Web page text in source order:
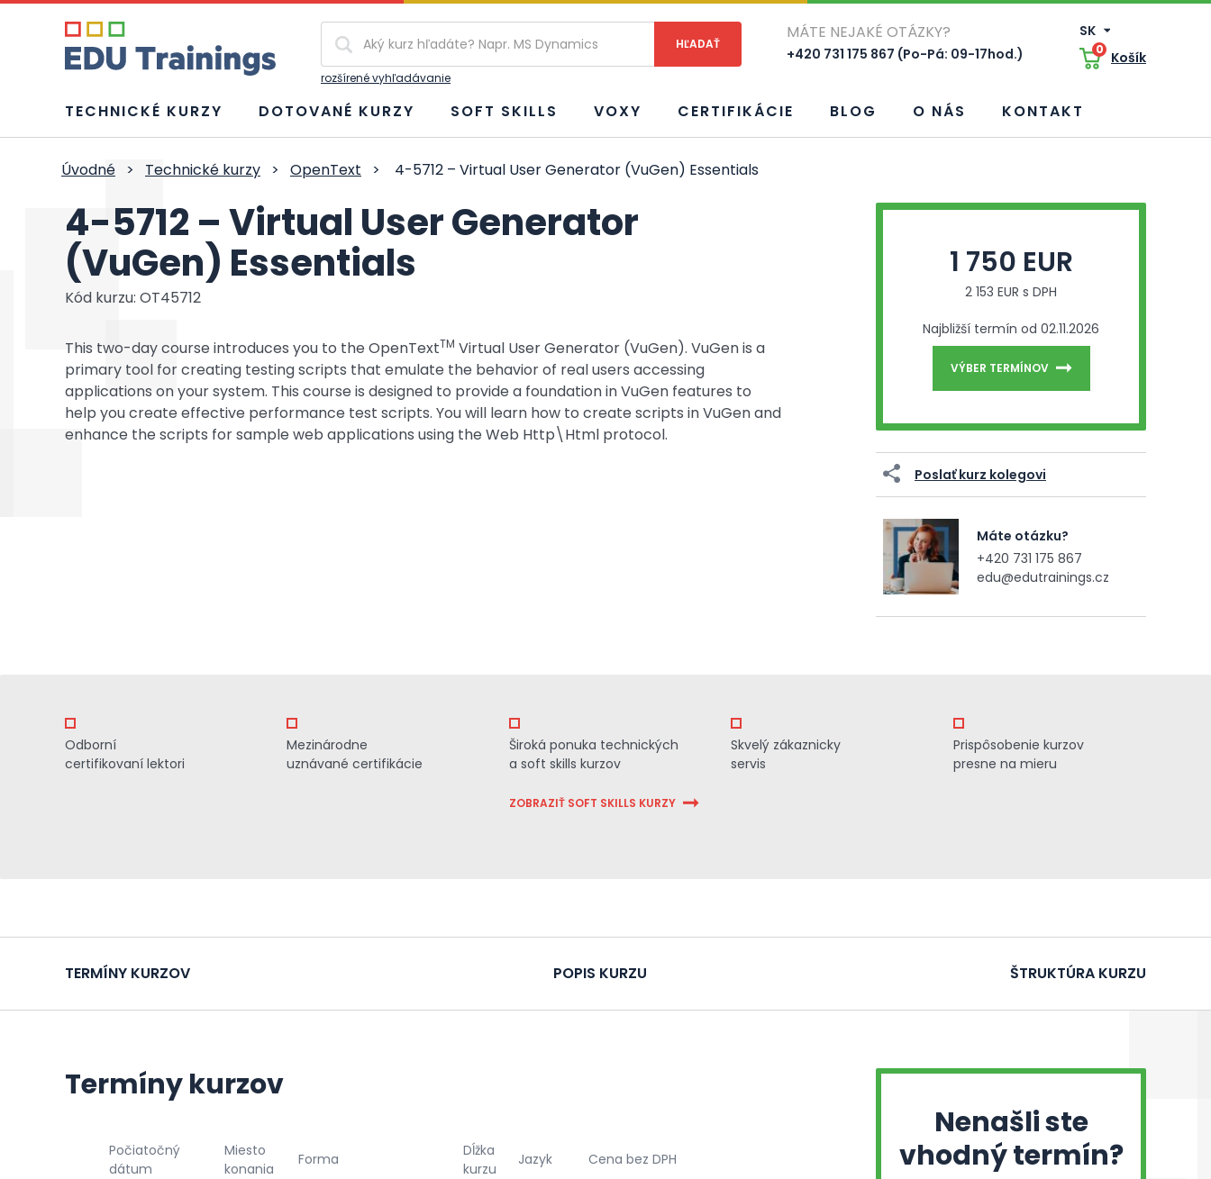
rozšírené vyhľadávanie
MÁTE NEJAKÉ OTÁZKY?
+420 731 175 867 (Po-Pá: 09-17hod.)
SK
0 Košík
TECHNICKÉ KURZY DOTOVANÉ KURZY SOFT SKILLS VOXY CERTIFIKÁCIE BLOG O NÁS KONTAKT
Úvodné > Technické kurzy > OpenText > 4-5712 – Virtual User Generator (VuGen) Essentials
4-5712 – Virtual User Generator
(VuGen) Essentials
Kód kurzu: OT45712
This two-day course introduces you to the OpenTextTM Virtual User Generator (VuGen). VuGen is a
primary tool for creating testing scripts that emulate the behavior of real users accessing
applications on your system. This course is designed to provide a foundation in VuGen features to
help you create effective performance test scripts. You will learn how to create scripts in VuGen and
enhance the scripts for sample web applications using the Web Http\Html protocol.
1 750 EUR
2 153 EUR s DPH
Najbližší termín od 02.11.2026
VÝBER TERMÍNOV
Poslať kurz kolegovi
Máte otázku?
+420 731 175 867
edu@edutrainings.cz
Odborní
certifikovaní lektori
Mezinárodne
uznávané certifikácie
Široká ponuka technických
a soft skills kurzov
ZOBRAZIŤ SOFT SKILLS KURZY
Skvelý zákaznicky
servis
Prispôsobenie kurzov
presne na mieru
TERMÍNY KURZOV POPIS KURZU ŠTRUKTÚRA KURZU
Termíny kurzov
Počiatočný
dátum
Miesto
konania
Forma
Dĺžka
kurzu
Jazyk Cena bez DPH
Nenašli ste
vhodný termín?